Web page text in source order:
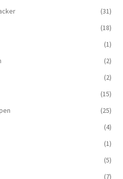
(31)
(18)
(1)
(2)
(2)
(15)
(25)
(4)
(1)
(5)
(7)